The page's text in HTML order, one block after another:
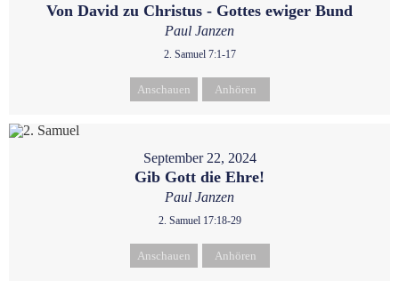
Von David zu Christus - Gottes ewiger Bund
Paul Janzen
2. Samuel 7:1-17
Anschauen Anhören
September 22, 2024
Gib Gott die Ehre!
Paul Janzen
2. Samuel 17:18-29
Anschauen Anhören